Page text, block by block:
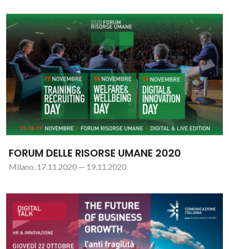
FORUM DELLE RISORSE UMANE 2020
Milano, 17.11.2020 — 19.11.2020